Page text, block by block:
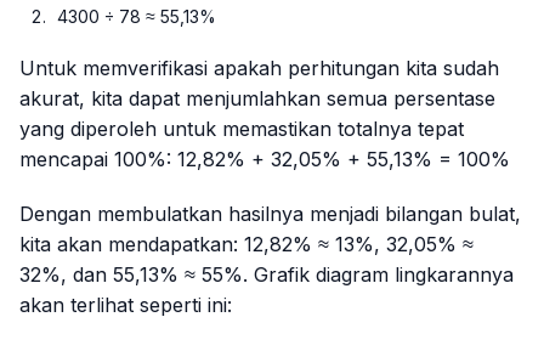
4300 ÷ 78 ≈ 55,13%
Untuk memverifikasi apakah perhitungan kita sudah
akurat, kita dapat menjumlahkan semua persentase
yang diperoleh untuk memastikan totalnya tepat
mencapai 100%: 12,82% + 32,05% + 55,13% = 100%
Dengan membulatkan hasilnya menjadi bilangan bulat,
kita akan mendapatkan: 12,82% ≈ 13%, 32,05% ≈
32%, dan 55,13% ≈ 55%. Grafik diagram lingkarannya
akan terlihat seperti ini: